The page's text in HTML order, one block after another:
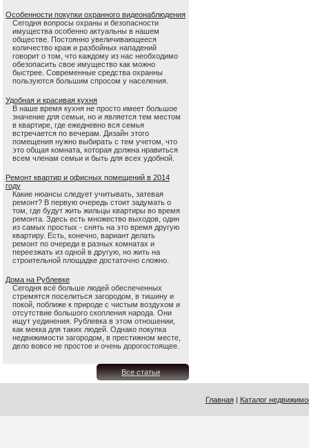
Особенности покупки охранного видеонаблюдения
Сегодня вопросы охраны и безопасности
имущества особенно актуальны в нашем
обществе. Постоянно увеличивающееся
количество краж и разбойных нападений
говорит о том, что каждому из нас необходимо
обезопасить свое имущество как можно
быстрее. Современные средства охранны
пользуются большим спросом у населения.
Удобная и красивая кухня
В наше время кухня не просто имеет большое
значение для семьи, но и является тем местом
в квартире, где ежедневно вся семья
встречается по вечерам. Дизайн этого
помещения нужно выбирать с тем учетом, что
это общая комната, которая должна нравиться
всем членам семьи и быть для всех удобной.
Ремонт квартир и офисных помещений в 2014
году
Какие нюансы следует учитывать, затевая
ремонт? В первую очередь стоит задумать о
том, где будут жить жильцы квартиры во время
ремонта. Здесь есть множество выходов, один
из самых простых - снять на это время другую
квартиру. Есть, конечно, вариант делать
ремонт по очереди в разных комнатах и
переезжать из одной в другую, но жить на
строительной площадке достаточно сложно.
Дома на Рублевке
Сегодня всё больше людей обеспеченных
стремятся поселиться загородом, в тишину и
покой, поближе к природе с чистым воздухом и
отсутствие большого скопления народа. Они
ищут уединения. Рублевка в этом отношении,
как мекка для таких людей. Однако покупка
недвижимости загородом, в престижном месте,
дело вовсе не простое и очень дорогостоящее.
Все статьи
Главная| Каталог